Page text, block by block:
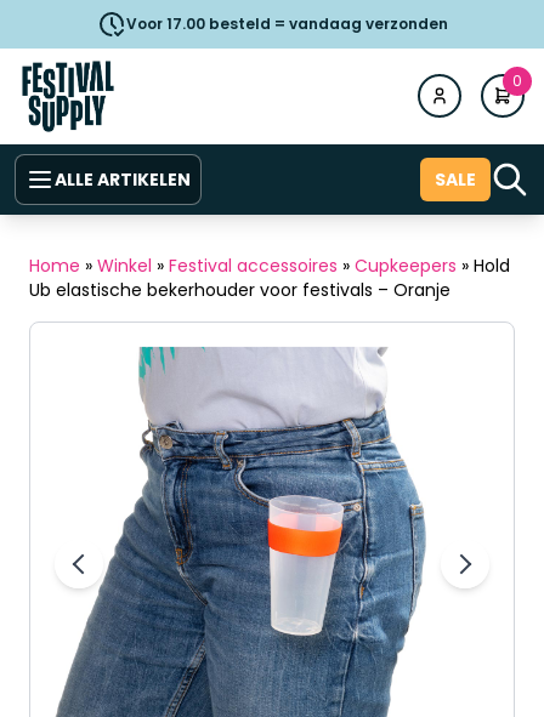
Voor 17.00 besteld = vandaag verzonden
0
ALLE ARTIKELEN SALE
Home » Winkel » Festival accessoires » Cupkeepers » Hold
Ub elastische bekerhouder voor festivals – Oranje